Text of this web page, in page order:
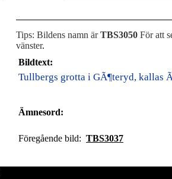
Tips: Bildens namn ärTBS3050 För att
vänster.
Bildtext:
Tullbergs grotta i GÃ¶teryd, kallas
Ämnesord:
Föregående bild: TBS3037